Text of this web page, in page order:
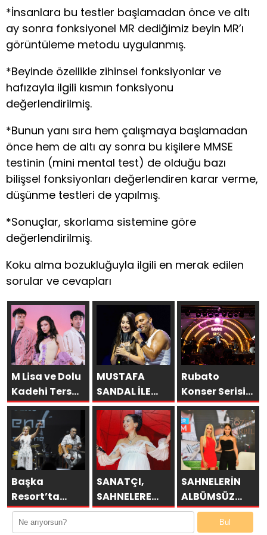
*İnsanlara bu testler başlamadan önce ve altı
ay sonra fonksiyonel MR dediğimiz beyin MR’ı
görüntüleme metodu uygulanmış.
*Beyinde özellikle zihinsel fonksiyonlar ve
hafızayla ilgili kısmın fonksiyonu
değerlendirilmiş.
*Bunun yanı sıra hem çalışmaya başlamadan
önce hem de altı ay sonra bu kişilere MMSE
testinin (mini mental test) de olduğu bazı
bilişsel fonksiyonları değerlendiren karar verme,
düşünme testleri de yapılmış.
*Sonuçlar, skorlama sistemine göre
değerlendirilmiş.
Koku alma bozukluğuyla ilgili en merak edilen
sorular ve cevapları
M Lisa ve Dolu
Kadehi Ters
Tut’tan Yeni İş
Birliği: “Vişne”
MUSTAFA
SANDAL İLE
AYNI SAHNEDE
PARLADI:
AFRA’YA
HARBİYE’DE
BÜYÜK ALKIŞ
Rubato
Konser Serisi
Müzikseverlerle
Buluşmaya
Devam Ediyor
Başka
Resort’ta
Unutulmaz
Gece Özülkü
SANATÇI,
SAHNELERE
VERECEĞİ KISA
SAHNELERİN
ALBÜMSÜZ
ASSOLİSTİ
Bul